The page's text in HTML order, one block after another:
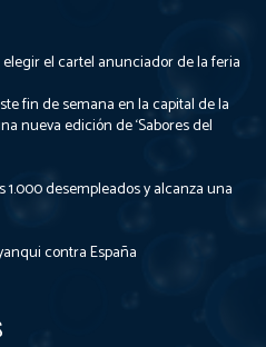
el cartel anunciador de la feria
fin de semana en la capital de la
nueva edición de ‘Sabores del
desempleados y alcanza una
contra España